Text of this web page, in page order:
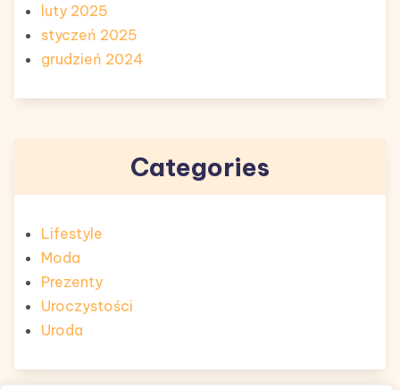
luty 2025
styczeń 2025
grudzień 2024
Categories
Lifestyle
Moda
Prezenty
Uroczystości
Uroda